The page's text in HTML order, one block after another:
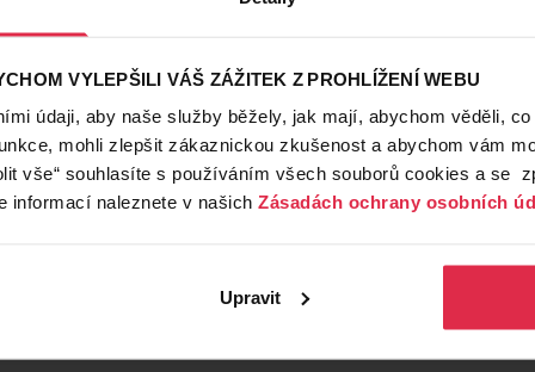
VYLEPŠILI VÁŠ ZÁŽITEK Z PROHLÍŽENÍ WEBU
údaji, aby naše služby běžely, jak mají, abychom věděli,
mohli zlepšit zákaznickou zkušenost a abychom vám
vše“ souhlasíte s používáním všech souborů cookies a se
informací naleznete v našich Zásadách ochrany osobních
Upravit
krmiv, pamlsků a doplňků stravy, které podporují
kvalitních surovin a obsahují všechny potřebné živiny.
klouby, srst a celkovou kondici.
kapsiček a pamlsků, které uspokojí i ty
na vysoký obsah bílkovin a nízký obsah sacharidů.
problémy.
mazlíčků nabízíme různé hygienické potřeby, jako
stavu.
různé doplňky, jako jsou pelíšky, přepravky,